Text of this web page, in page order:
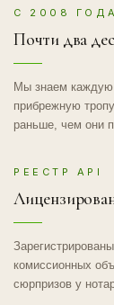
С 2008 ГОДА
Почти два
Мы знаем
прибрежную
раньше, чем они
РЕЕСТР API
комиссионных
сюрпризов у